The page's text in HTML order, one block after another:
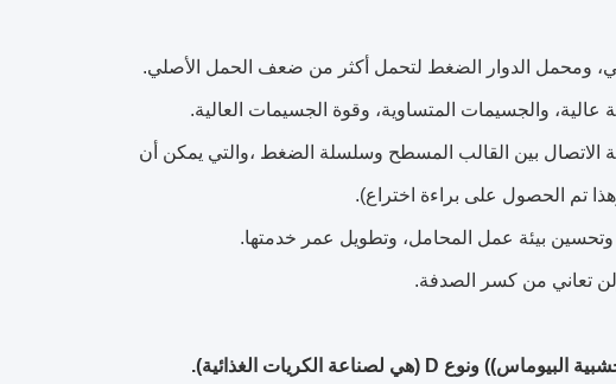
الاتصال بين القالب المسطح وسلسلة الضغط ،والتي يمكن أن
تم الحصول على براءة اختراع).